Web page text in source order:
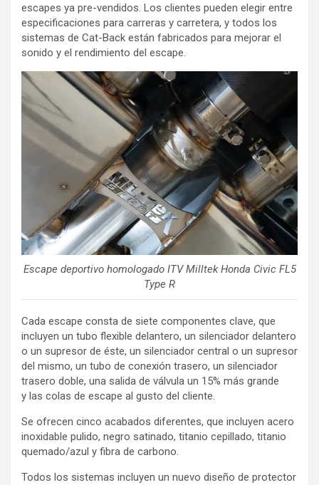
escapes ya pre-vendidos. Los clientes pueden elegir entre
especificaciones para carreras y carretera, y todos los
sistemas de Cat-Back están fabricados para mejorar el
sonido y el rendimiento del escape.
Escape deportivo homologado ITV Milltek Honda Civic FL5
Type R
Cada escape consta de siete componentes clave, que
incluyen un tubo flexible delantero, un silenciador delantero
o un supresor de éste, un silenciador central o un supresor
del mismo, un tubo de conexión trasero, un silenciador
trasero doble, una salida de válvula un 15% más grande
y las colas de escape al gusto del cliente.
Se ofrecen cinco acabados diferentes, que incluyen acero
inoxidable pulido, negro satinado, titanio cepillado, titanio
quemado/azul y fibra de carbono.
Todos los sistemas incluyen un nuevo diseño de protector